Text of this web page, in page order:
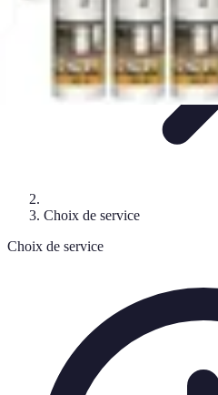
Choix de service
Choix de service